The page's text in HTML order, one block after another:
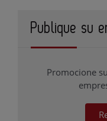
Publique su
Promocione